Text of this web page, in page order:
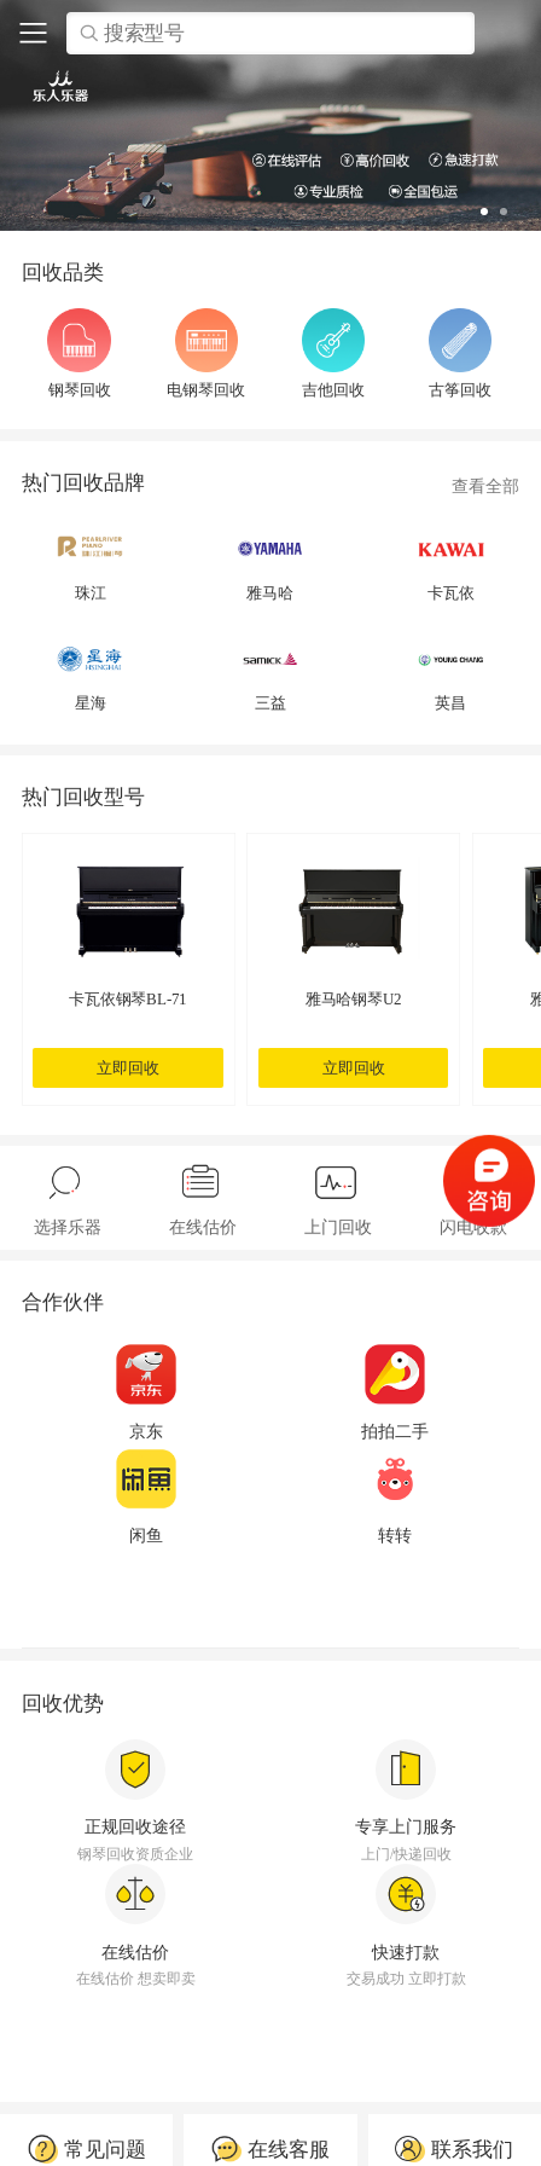
搜索型号
回收品类
钢琴回收 电钢琴回收 吉他回收 古筝回收
热门回收品牌 查看全部
珠江 雅马哈 卡瓦依
星海 三益 英昌
热门回收型号
卡瓦依钢琴BL-71
立即回收
雅马哈钢琴U2
立即回收
选择乐器 在线估价 上门回收 闪电收款
合作伙伴
京东 拍拍二手
闲鱼 转转
回收优势
正规回收途径
钢琴回收资质企业
专享上门服务
上门/快递回收
在线估价
在线估价 想卖即卖
快速打款
交易成功 立即打款
常见问题 在线客服 联系我们